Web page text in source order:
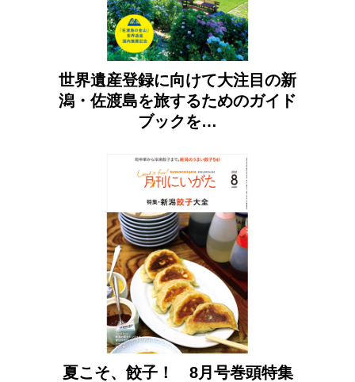
世界遺産登録に向けて大注目の新
潟・佐渡島を旅するためのガイド
ブックを…
夏こそ、餃子！ 8月号巻頭特集